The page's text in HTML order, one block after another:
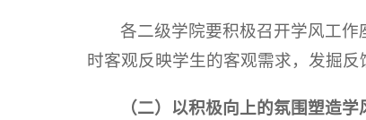
各二级学院要积极召开学风工
时客观反映学生的客观需求，发掘
（二）以积极向上的氛围塑造学